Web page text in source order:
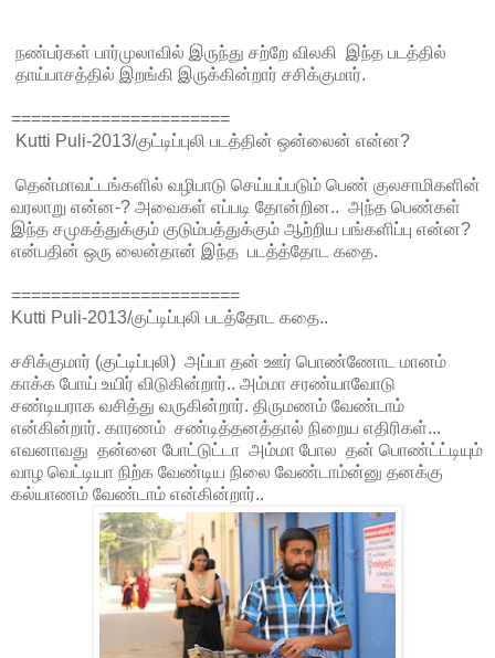
நண்பர்கள் பார்முலாவில் இருந்து சற்றே விலகி இந்த படத்தில்
தாய்பாசத்தில் இறங்கி இருக்கின்றார் சசிக்குமார்.
======================
Kutti Puli-2013/குட்டிப்புலி படத்தின் ஒன்லைன் என்ன?
தென்மாவட்டங்களில் வழிபாடு செய்யப்படும் பெண் குலசாமிகளின்
வரலாறு என்ன-? அவைகள் எப்படி தோன்றின.. அந்த பெண்கள்
இந்த சமுகத்துக்கும் குடும்பத்துக்கும் ஆற்றிய பங்களிப்பு என்ன?
என்பதின் ஒரு லைன்தான் இந்த படத்த்தோட கதை.
=======================
Kutti Puli-2013/குட்டிப்புலி படத்தோட கதை..
சசிக்குமார் (குட்டிப்புலி) அப்பா தன் ஊர் பொண்ணோட மானம்
காக்க போய் உயிர் விடுகின்றார்.. அம்மா சரண்யாவோடு
சண்டியராக வசித்து வருகின்றார். திருமணம் வேண்டாம்
என்கின்றார். காரணம் சண்டித்தனத்தால் நிறைய எதிரிகள்...
எவனாவது தன்னை போட்டுட்டா அம்மா போல தன் பொண்ட்ட்டியும்
வாழ வெட்டியா நிற்க வேண்டிய நிலை வேண்டாம்ன்னு தனக்கு
கல்யாணம் வேண்டாம் என்கின்றார்..